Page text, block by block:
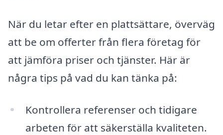
När du letar efter en plattsättare, överväg
att be om offerter från flera företag för
att jämföra priser och tjänster. Här är
några tips på vad du kan tänka på:
Kontrollera referenser och tidigare
arbeten för att säkerställa kvaliteten.